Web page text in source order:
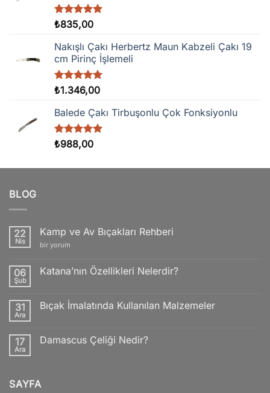
5 üzerinden
oy
aldı
₺835,00
Nakışlı Çakı Herbertz Maun Kabzeli Çakı 19
cm Pirinç İşlemeli
5 üzerinden
aldı
₺1.346,00
Balede Çakı Tirbuşonlu Çok Fonksiyonlu
5 üzerinden
oy
₺988,00
BLOG
22
Nis
Kamp ve Av Bıçakları Rehberi
Kamp
Bıçakları
Rehberi
bir yorum
06
Şub
Katana’nın Özellikleri Nelerdir?
Katana’nın
Özellikleri
Nelerdir?
31
Ara
Bıçak İmalatında Kullanılan Malzemeler
İmalatında
17
Ara
Damascus Çeliği Nedir?
Nedir?
SAYFA